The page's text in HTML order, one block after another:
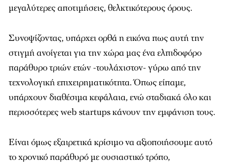
μεγαλύτερες αποτιμήσεις, θελκτικότερους όρους.
Συνοψίζοντας, υπάρχει ορθά η εικόνα πως αυτή την
στιγμή ανοίγεται για την χώρα μας ένα ελπιδοφόρο
παράθυρο τριών ετών -τουλάχιστον- γύρω από την
τεχνολογική επιχειρηματικότητα. Όπως είπαμε,
υπάρχουν διαθέσιμα κεφάλαια, ενώ σταδιακά όλο και
περισσότερες web startups κάνουν την εμφάνιση τους.
Είναι όμως εξαιρετικά κρίσιμο να αξιοποιήσουμε αυτό
το χρονικό παράθυρό με ουσιαστικό τρόπο,